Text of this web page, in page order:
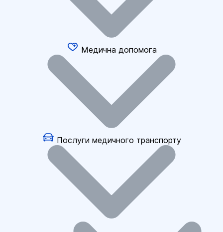
Медична допомога
Послуги медичного транспорту